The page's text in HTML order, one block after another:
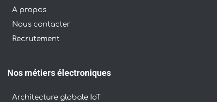
À propos
Nous contacter
Recrutement
Nos métiers électroniques
Architecture globale IoT